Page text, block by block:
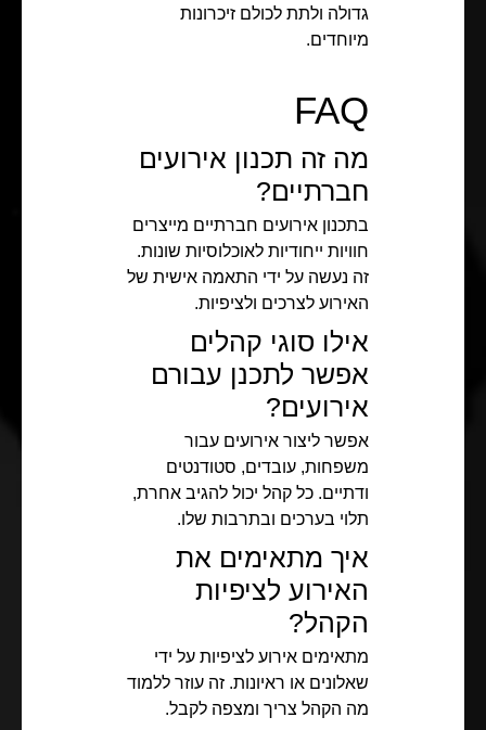
גדולה ולתת לכולם זיכרונות
מיוחדים.
FAQ
מה זה תכנון אירועים
חברתיים?
בתכנון אירועים חברתיים מייצרים
חוויות ייחודיות לאוכלוסיות שונות.
זה נעשה על ידי התאמה אישית של
האירוע לצרכים ולציפיות.
אילו סוגי קהלים
אפשר לתכנן עבורם
אירועים?
אפשר ליצור אירועים עבור
משפחות, עובדים, סטודנטים
ודתיים. כל קהל יכול להגיב אחרת,
תלוי בערכים ובתרבות שלו.
איך מתאימים את
האירוע לציפיות
הקהל?
מתאימים אירוע לציפיות על ידי
שאלונים או ראיונות. זה עוזר ללמוד
מה הקהל צריך ומצפה לקבל.